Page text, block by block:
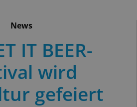
News
IT BEER-
wird
gefeiert